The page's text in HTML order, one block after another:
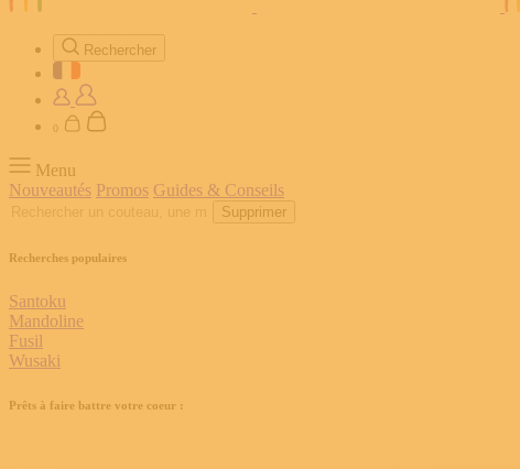
Rechercher
0
Menu
Nouveautés Promos Guides & Conseils
Supprimer
Recherches populaires
Santoku
Mandoline
Fusil
Wusaki
Prêts à faire battre votre coeur :